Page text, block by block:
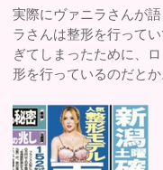
実際にヴァニラさんが
ラさんは整形を行って
ぎてしまったために、
形を行っているのだとか